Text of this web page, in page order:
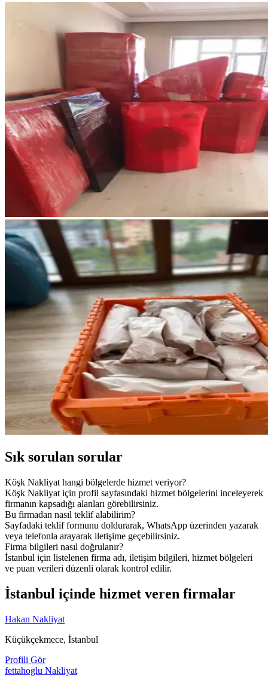
Sık sorulan sorular
Köşk Nakliyat hangi bölgelerde hizmet veriyor?
Köşk Nakliyat için profil sayfasındaki hizmet bölgelerini inceleyerek
firmanın kapsadığı alanları görebilirsiniz.
Bu firmadan nasıl teklif alabilirim?
Sayfadaki teklif formunu doldurarak, WhatsApp üzerinden yazarak
veya telefonla arayarak iletişime geçebilirsiniz.
Firma bilgileri nasıl doğrulanır?
İstanbul için listelenen firma adı, iletişim bilgileri, hizmet bölgeleri
ve puan verileri düzenli olarak kontrol edilir.
İstanbul içinde hizmet veren firmalar
Hakan Nakliyat
Küçükçekmece, İstanbul
Profili Gör
fettahoglu Nakliyat